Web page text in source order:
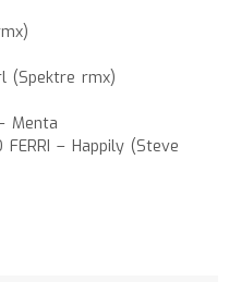
(Spektre rmx)
Menta
FERRI – Happily (Steve